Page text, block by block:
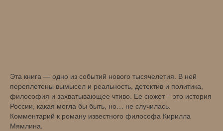
Эта книга — одно из событий нового тысячелетия. В ней
переплетены вымысел и реальность, детектив и политика,
философия и захватывающее чтиво. Ее сюжет – это история
России, какая могла бы быть, но… не случилась.
Комментарий к роману известного философа Кирилла
Мямлина.